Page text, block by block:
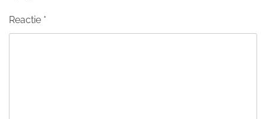
Reactie *